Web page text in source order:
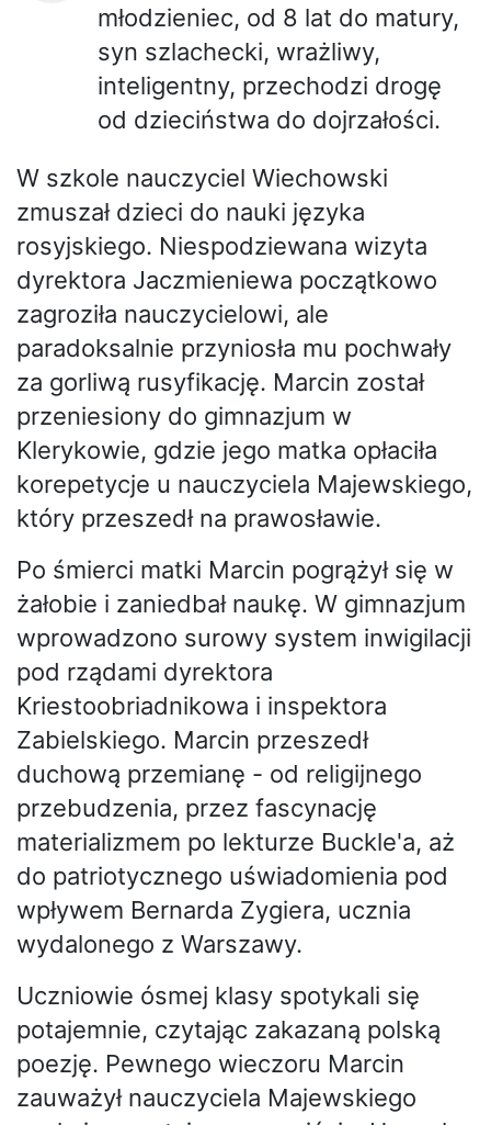
młodzieniec, od 8 lat do matury,
syn szlachecki, wrażliwy,
inteligentny, przechodzi drogę
od dzieciństwa do dojrzałości.
W szkole nauczyciel Wiechowski
zmuszał dzieci do nauki języka
rosyjskiego. Niespodziewana wizyta
dyrektora Jaczmieniewa początkowo
zagroziła nauczycielowi, ale
paradoksalnie przyniosła mu pochwały
za gorliwą rusyfikację. Marcin został
przeniesiony do gimnazjum w
Klerykowie, gdzie jego matka opłaciła
korepetycje u nauczyciela Majewskiego,
który przeszedł na prawosławie.
Po śmierci matki Marcin pogrążył się w
żałobie i zaniedbał naukę. W gimnazjum
wprowadzono surowy system inwigilacji
pod rządami dyrektora
Kriestoobriadnikowa i inspektora
Zabielskiego. Marcin przeszedł
duchową przemianę - od religijnego
przebudzenia, przez fascynację
materializmem po lekturze Buckle'a, aż
do patriotycznego uświadomienia pod
wpływem Bernarda Zygiera, ucznia
wydalonego z Warszawy.
Uczniowie ósmej klasy spotykali się
potajemnie, czytając zakazaną polską
poezję. Pewnego wieczoru Marcin
zauważył nauczyciela Majewskiego